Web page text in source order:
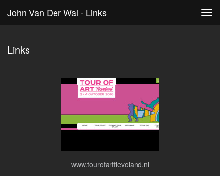
John Van Der Wal - Links
Links
www.tourofartflevoland.nl